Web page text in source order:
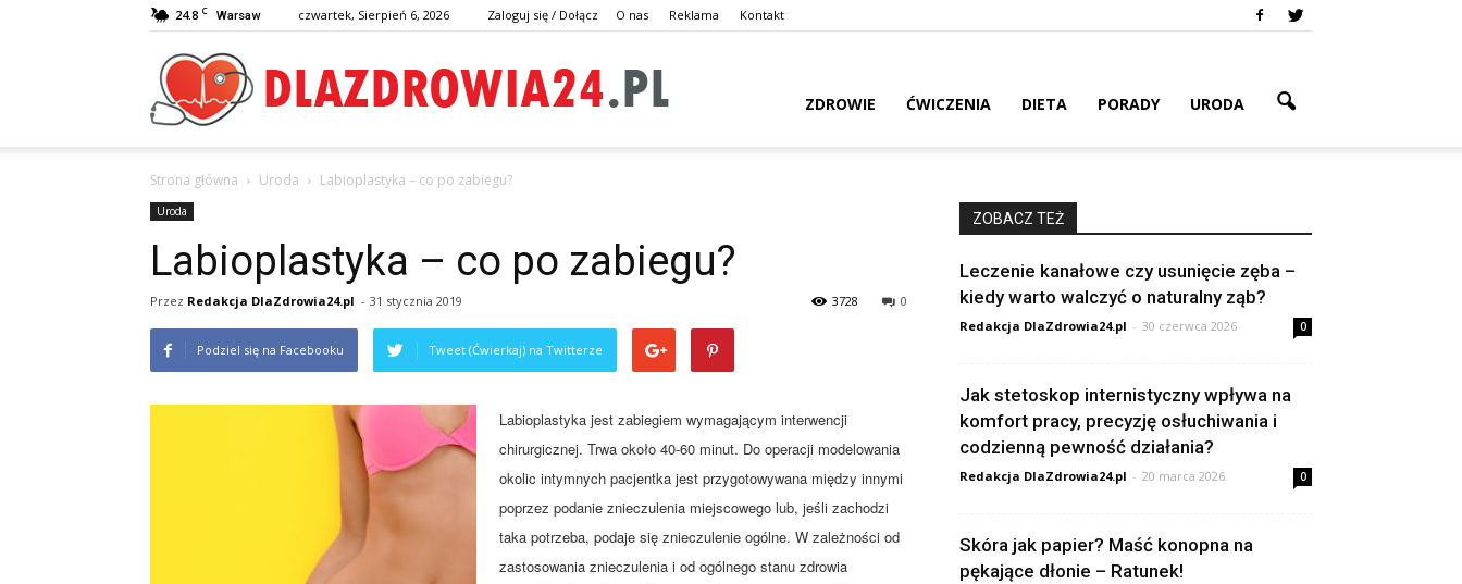
24.8 C Warsaw czwartek, Sierpień 6, 2026 Zaloguj się / Dołącz O nas Reklama Kontakt
ZDROWIE ĆWICZENIA DIETA PORADY URODA
Strona główna Uroda Labioplastyka – co po zabiegu?
Uroda
Labioplastyka – co po zabiegu?
Przez Redakcja DlaZdrowia24.pl - 31 stycznia 2019 0
3728
Podziel się na Facebooku Tweet (Ćwierkaj) na Twitterze
Labioplastyka jest zabiegiem wymagającym interwencji
chirurgicznej. Trwa około 40-60 minut. Do operacji modelowania
okolic intymnych pacjentka jest przygotowywana między innymi
poprzez podanie znieczulenia miejscowego lub, jeśli zachodzi
taka potrzeba, podaje się znieczulenie ogólne. W zależności od
zastosowania znieczulenia i od ogólnego stanu zdrowia
ZOBACZ TEŻ
Leczenie kanałowe czy usunięcie zęba –
kiedy warto walczyć o naturalny ząb?
Redakcja DlaZdrowia24.pl - 30 czerwca 2026 0
Jak stetoskop internistyczny wpływa na
komfort pracy, precyzję osłuchiwania i
codzienną pewność działania?
Redakcja DlaZdrowia24.pl - 20 marca 2026 0
Skóra jak papier? Maść konopna na
pękające dłonie – Ratunek!